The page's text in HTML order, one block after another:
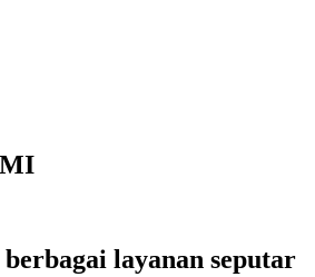
layanan seputar